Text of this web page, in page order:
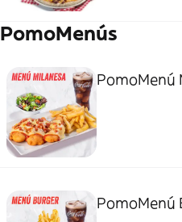
PomoMenús
PomoMenú
PomoMenú